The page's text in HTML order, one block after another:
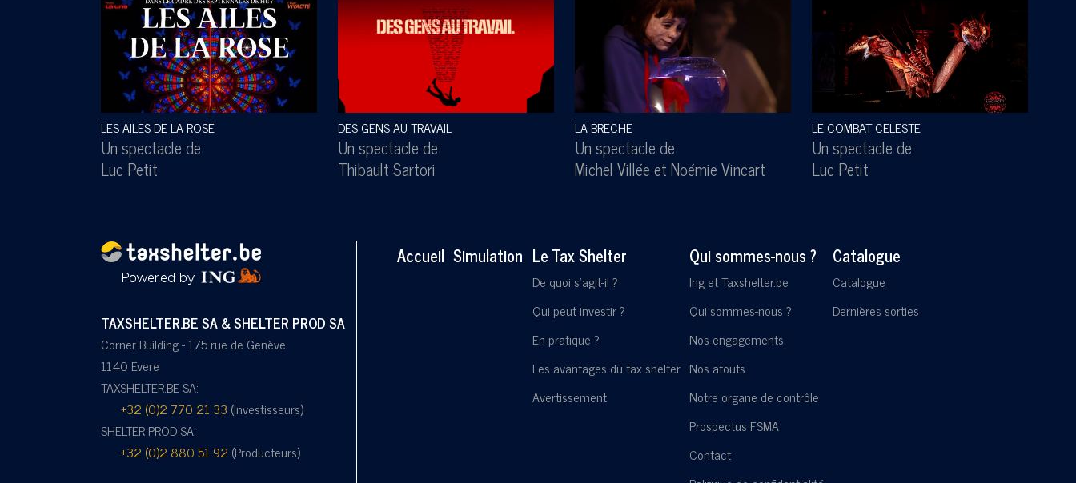
LES AILES DE LA ROSE
Un spectacle de
Luc Petit
DES GENS AU TRAVAIL
Un spectacle de
Thibault Sartori
LA BRECHE
Un spectacle de
Michel VilléeetNoémie Vincart
LE COMBAT CELESTE
Un spectacle de
Luc Petit
TAXSHELTER.BE SA & SHELTER PROD SA
Corner Building - 175 rue de Genève
1140 Evere
TAXSHELTER.BE SA:
+32 (0)2 770 21 33 (Investisseurs)
SHELTER PROD SA:
+32 (0)2 880 51 92 (Producteurs)
Accueil Simulation Le Tax Shelter
De quoi s'agit-il ?
Qui peut investir ?
En pratique ?
Les avantages du tax shelter
Avertissement
Qui sommes-nous ?
Ing et Taxshelter.be
Qui sommes-nous ?
Nos engagements
Nos atouts
Notre organe de contrôle
Prospectus FSMA
Contact
Catalogue
Catalogue
Dernières sorties